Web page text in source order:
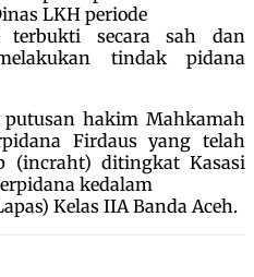
LKH periode
secara sah dan
tindak pidana
putusan hakim Mahkamah
Firdaus yang telah
(incraht) ditingkat Kasasi
kedalam
Kelas IIA Banda Aceh.